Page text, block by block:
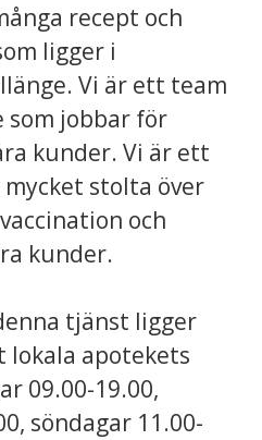
recept och
ligger i
Vi är ett team
som jobbar för
kunder. Vi är ett
stolta över
och
kunder.
tjänst ligger
lokala apotekets
09.00-19.00,
söndagar 11.00-